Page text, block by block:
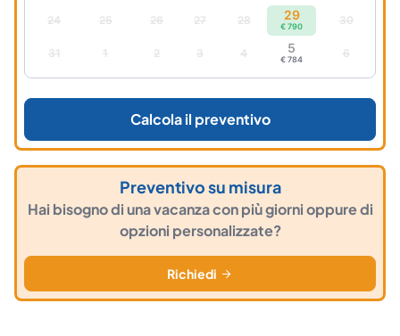
24 25 26 27 28 29
€ 790 30
31 1 2 3 4 5
€ 784 6
Calcola il preventivo
Preventivo su misura
Hai bisogno di una vacanza con più giorni oppure di
opzioni personalizzate?
Richiedi